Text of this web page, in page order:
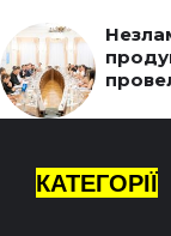
КАТЕГОРІЇ